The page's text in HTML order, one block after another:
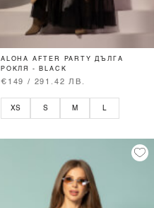
ALOHA AFTER PARTY ДЪЛГА
РОКЛЯ - BLACK
€149 / 291.42 ЛВ.
XS S M L